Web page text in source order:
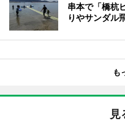
串本で「橋杭
りやサンダル
も
見